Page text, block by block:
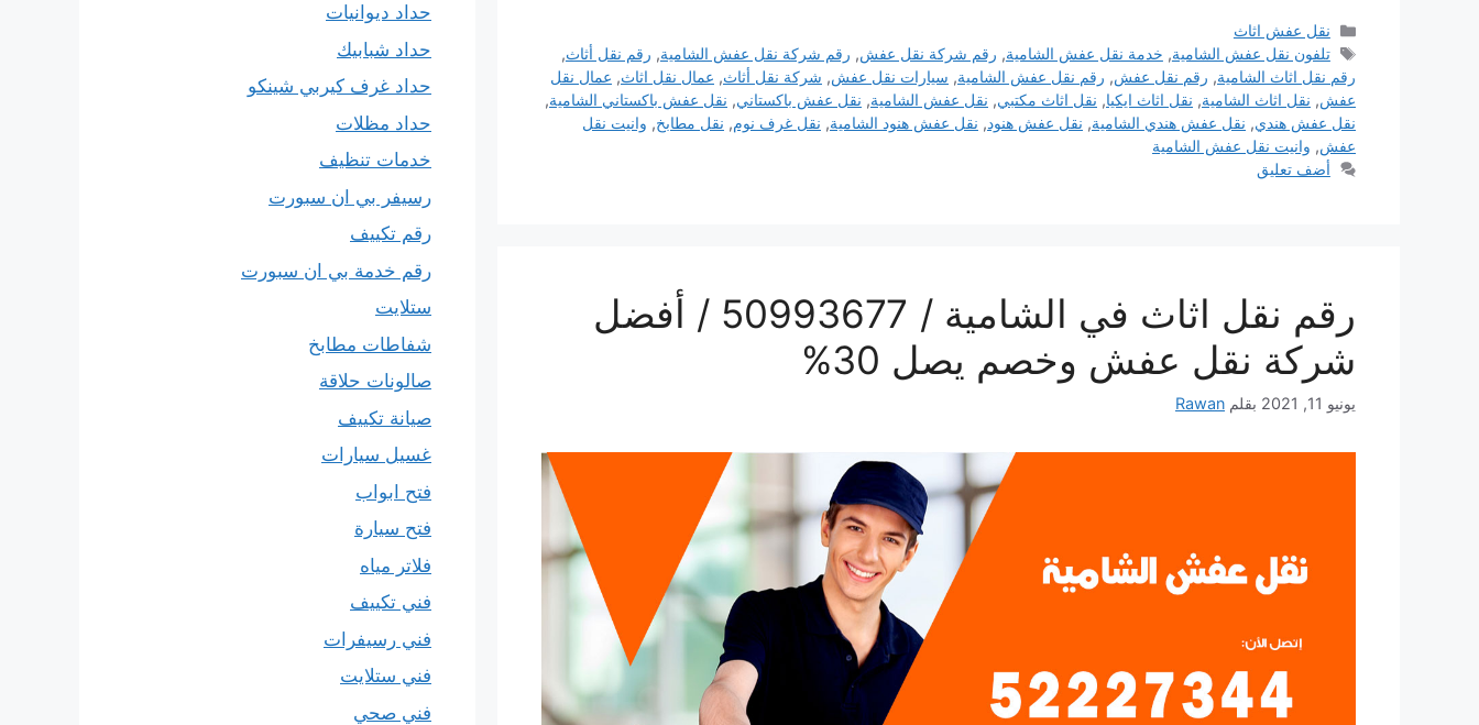
التصنيفات
نقل عفش اثاث
الوسوم
تلفون نقل عفش الشامية, خدمة نقل عفش الشامية, رقم شركة نقل عفش, رقم شركة نقل عفش الشامية, رقم نقل أثاث,
رقم نقل اثاث الشامية, رقم نقل عفش, رقم نقل عفش الشامية, سيارات نقل عفش, شركة نقل أثاث, عمال نقل اثاث, عمال نقل
عفش, نقل اثاث الشامية, نقل اثاث ايكيا, نقل اثاث مكتبي, نقل عفش الشامية, نقل عفش باكستاني, نقل عفش باكستاني الشامية,
نقل عفش هندي, نقل عفش هندي الشامية, نقل عفش هنود, نقل عفش هنود الشامية, نقل غرف نوم, نقل مطابخ, وانيت نقل
عفش, وانيت نقل عفش الشامية
أضف تعليق
رقم نقل اثاث في الشامية / 50993677 / أفضل
شركة نقل عفش وخصم يصل 30%
يونيو 11, 2021 بقلم Rawan
حداد ديوانيات
حداد شبابيك
حداد غرف كيربي شينكو
حداد مظلات
خدمات تنظيف
رسيفر بي ان سبورت
رقم تكييف
رقم خدمة بي ان سبورت
ستلايت
شفاطات مطابخ
صالونات حلاقة
صيانة تكييف
غسيل سيارات
فتح ابواب
فتح سيارة
فلاتر مياه
فني تكييف
فني رسيفرات
فني ستلايت
فني صحي